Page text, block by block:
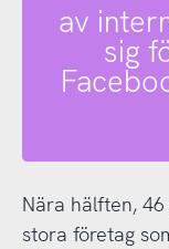
av
sig
Nära hälften,
stora företag